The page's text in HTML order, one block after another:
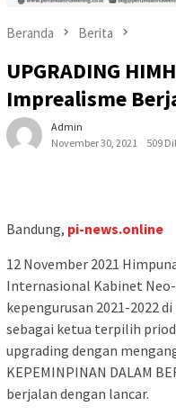
Beranda Berita
UPGRADING
Imprealisme
Admin
November 30, 2021
509
Bandung, pi-news.online
12 November 2021
Internasional Kabinet
kepengurusan 2021-2022
sebagai ketua terpilih
upgrading dengan
KEPEMINPINAN DALAM
berjalan dengan lancar.